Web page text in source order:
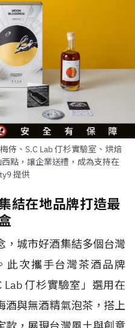
、S.C Lab 仃杉實驗室、烘焙
點，讓企業送禮，成為支持在
提供
結在地品牌打造最
，城市好酒集結多個台灣
此次攜手台灣茶酒品牌
Lab 仃杉實驗室」選用在
酒與無酒精氣泡茶，搭上